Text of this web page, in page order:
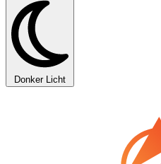
Donker Licht